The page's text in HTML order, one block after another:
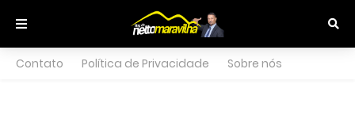
Contato Política de Privacidade Sobre nós